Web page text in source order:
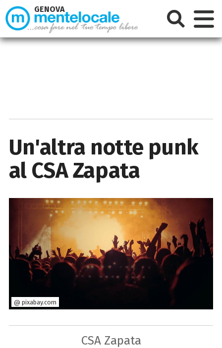
Un'altra notte punk
al CSA Zapata
@ pixabay.com
CSA Zapata
GENOVA